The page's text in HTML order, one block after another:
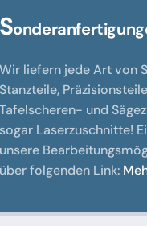
liefern jede Art von
und
Laserzuschnitte!
folgenden Link: